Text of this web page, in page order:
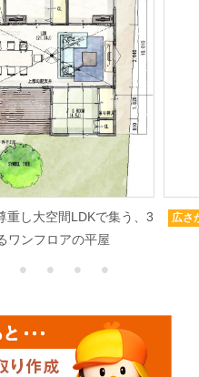
重し大空間LDKで集う、3
ワンフロアの平屋
広さ